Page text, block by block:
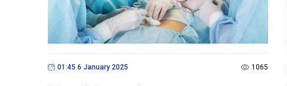
01:45 6 January 2025 1065